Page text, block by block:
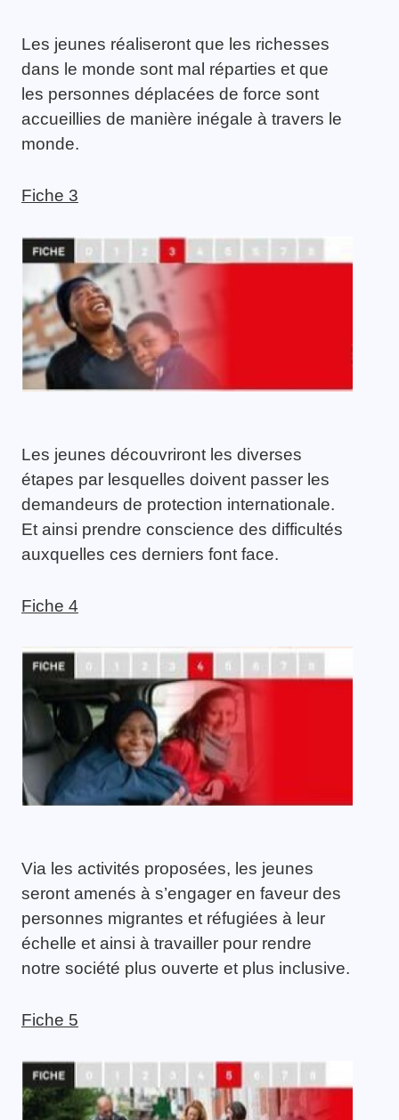
Les jeunes réaliseront que les richesses
dans le monde sont mal réparties et que
les personnes déplacées de force sont
accueillies de manière inégale à travers le
monde.
Fiche 3
Les jeunes découvriront les diverses
étapes par lesquelles doivent passer les
demandeurs de protection internationale.
Et ainsi prendre conscience des difficultés
auxquelles ces derniers font face.
Fiche 4
Via les activités proposées, les jeunes
seront amenés à s’engager en faveur des
personnes migrantes et réfugiées à leur
échelle et ainsi à travailler pour rendre
notre société plus ouverte et plus inclusive.
Fiche 5